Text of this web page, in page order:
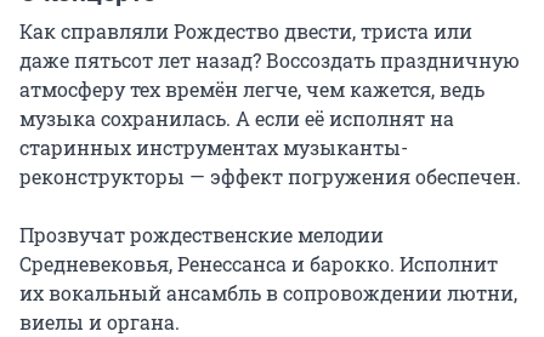
Как справляли Рождество двести, триста или
даже пятьсот лет назад? Воссоздать праздничную
атмосферу тех времён легче, чем кажется, ведь
музыка сохранилась. А если её исполнят на
старинных инструментах музыканты-
реконструкторы — эффект погружения обеспечен.
Прозвучат рождественские мелодии
Средневековья, Ренессанса и барокко. Исполнит
их вокальный ансамбль в сопровождении лютни,
виелы и органа.